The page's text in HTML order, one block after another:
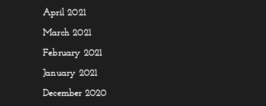
April 2021
March 2021
February 2021
January 2021
December 2020